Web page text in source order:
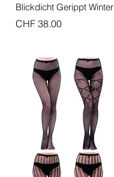
Blickdicht Gerippt Winter
Preis
CHF 38.00